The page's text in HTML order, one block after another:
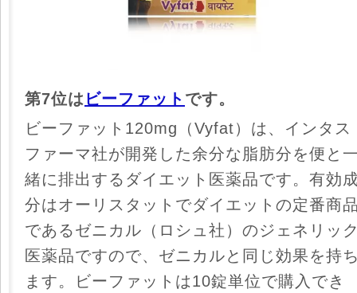
第7位は ビーファット です。
ビーファット120mg（Vyfat）は、インタス
ファーマ社が開発した余分な脂肪分を便と
緒に排出するダイエット医薬品です。有効
分はオーリスタットでダイエットの定番商
であるゼニカル（ロシュ社）のジェネリッ
医薬品ですので、ゼニカルと同じ効果を持
ます。ビーファットは10錠単位で購入でき